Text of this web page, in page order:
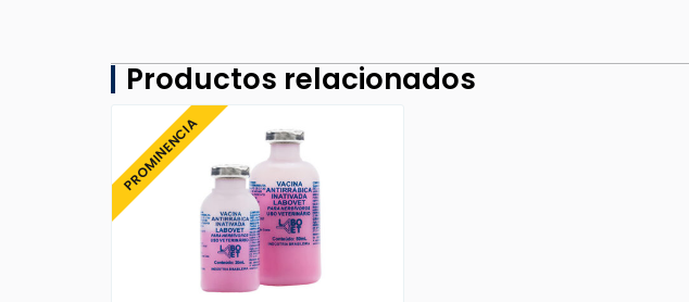
Productos relacionados
PROMINENCIA